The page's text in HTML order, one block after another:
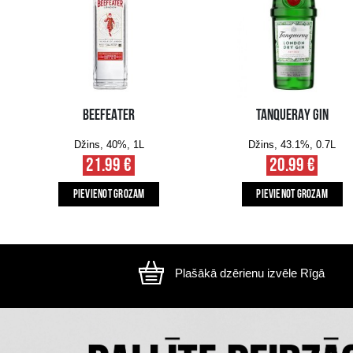
Attēls ir ilustratīvs, preces izskats var
CITI MŪSU KLIENTI IZVĒLAS